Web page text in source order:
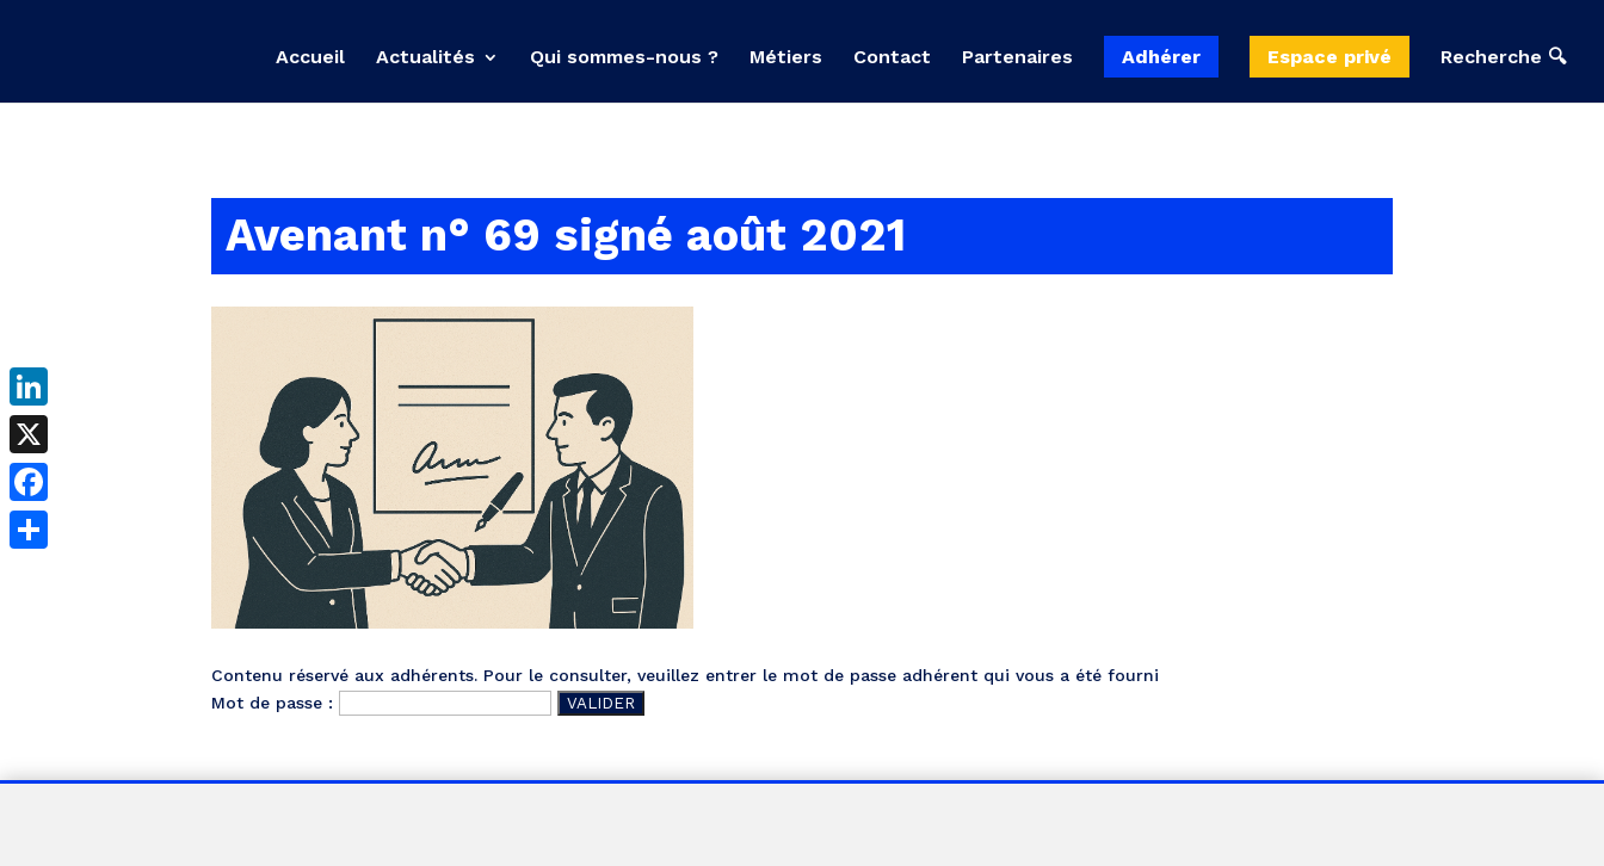
Accueil Actualités Qui sommes-nous ? Métiers Contact Partenaires Adhérer Espace privé Recherche 🔍
Avenant n° 69 signé août 2021
Contenu réservé aux adhérents. Pour le consulter, veuillez entrer le mot de passe adhérent qui vous a été fourni
Mot de passe :
LinkedIn
X
Facebook